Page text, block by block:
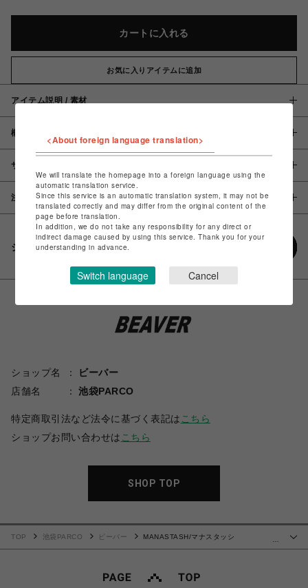
カートに入れる
お気に入りアイテムに追加
アイテム説明 / 素材
概要
サイズ
注意事項
シェアする
ショップ名
ビーバー
店舗名
池袋PARCO
特定商取引法など法令に基づく表記は こちら
ショップお問い合わせは こちら
SHOP TOP
TOP 池袋PARCO ビーバー
MANASTASH/マナスタッシ
<About foreign language translation>
We will translate the homepage into a foreign language using the
automatic translation service.
Since this service is an automatic translation system, it may not be
translated correctly and may differ from the original content of the
page before translation.
In addition, we do not take any responsibility for any direct or
indirect damage caused by using this service. Thank you for your
understanding in advance.
Switch language Cancel